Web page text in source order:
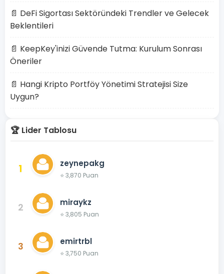
📄 DeFi Sigortası Sektöründeki Trendler ve Gelecek
Beklentileri
📄 KeepKey'inizi Güvende Tutma: Kurulum Sonrası
Öneriler
📄 Hangi Kripto Portföy Yönetimi Stratejisi Size
Uygun?
🏆 Lider Tablosu
1 zeynepakg
⭐ 3,870 Puan
2 miraykz
⭐ 3,805 Puan
3 emirtrbl
⭐ 3,750 Puan